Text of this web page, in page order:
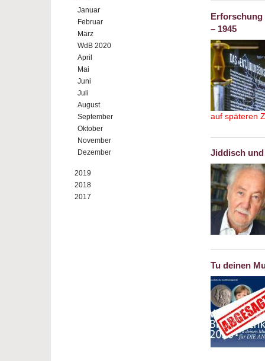
Januar
Februar
März
WdB 2020
April
Mai
Juni
Juli
August
September
Oktober
November
Dezember
2019
2018
2017
Erforschung
– 1945
auf späteren
Jiddisch
Tu deinen